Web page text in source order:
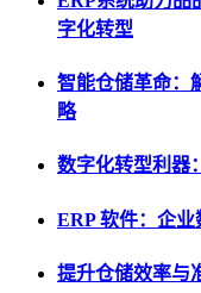
字化转型
智能仓储革命：
略
数字化转型利器
ERP 软件：企
提升仓储效率与